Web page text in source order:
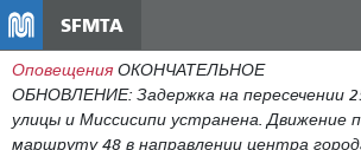
SFMTA
Оповещения ОКОНЧАТЕЛЬНОЕ
ОБНОВЛЕНИЕ: Задержка на пересечении
улицы и Миссисипи устранена. Движение
маршруту 48 в направлении центра